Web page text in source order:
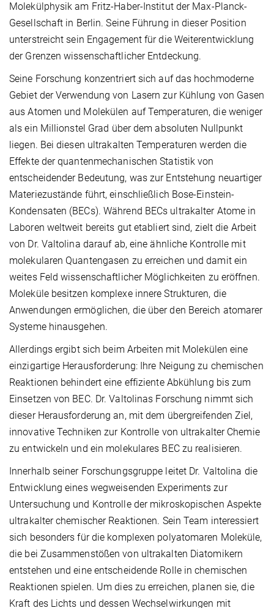
Molekülphysik am Fritz-Haber-Institut der Max-Planck-
Gesellschaft in Berlin. Seine Führung in dieser Position
unterstreicht sein Engagement für die Weiterentwicklung
der Grenzen wissenschaftlicher Entdeckung.
Seine Forschung konzentriert sich auf das hochmoderne
Gebiet der Verwendung von Lasern zur Kühlung von Gasen
aus Atomen und Molekülen auf Temperaturen, die weniger
als ein Millionstel Grad über dem absoluten Nullpunkt
liegen. Bei diesen ultrakalten Temperaturen werden die
Effekte der quantenmechanischen Statistik von
entscheidender Bedeutung, was zur Entstehung neuartiger
Materiezustände führt, einschließlich Bose-Einstein-
Kondensaten (BECs). Während BECs ultrakalter Atome in
Laboren weltweit bereits gut etabliert sind, zielt die Arbeit
von Dr. Valtolina darauf ab, eine ähnliche Kontrolle mit
molekularen Quantengasen zu erreichen und damit ein
weites Feld wissenschaftlicher Möglichkeiten zu eröffnen.
Moleküle besitzen komplexe innere Strukturen, die
Anwendungen ermöglichen, die über den Bereich atomarer
Systeme hinausgehen.
Allerdings ergibt sich beim Arbeiten mit Molekülen eine
einzigartige Herausforderung: Ihre Neigung zu chemischen
Reaktionen behindert eine effiziente Abkühlung bis zum
Einsetzen von BEC. Dr. Valtolinas Forschung nimmt sich
dieser Herausforderung an, mit dem übergreifenden Ziel,
innovative Techniken zur Kontrolle von ultrakalter Chemie
zu entwickeln und ein molekulares BEC zu realisieren.
Innerhalb seiner Forschungsgruppe leitet Dr. Valtolina die
Entwicklung eines wegweisenden Experiments zur
Untersuchung und Kontrolle der mikroskopischen Aspekte
ultrakalter chemischer Reaktionen. Sein Team interessiert
sich besonders für die komplexen polyatomaren Moleküle,
die bei Zusammenstößen von ultrakalten Diatomikern
entstehen und eine entscheidende Rolle in chemischen
Reaktionen spielen. Um dies zu erreichen, planen sie, die
Kraft des Lichts und dessen Wechselwirkungen mit